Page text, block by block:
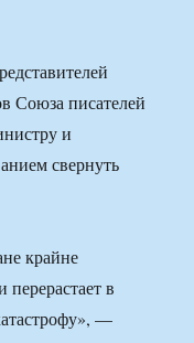
Союза писателей
и
свернуть
крайне
в
—